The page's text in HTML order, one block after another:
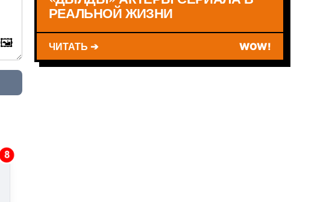
🖼️
8
РЕАЛЬНОЙ ЖИЗНИ
ЧИТАТЬ ➔ WOW!